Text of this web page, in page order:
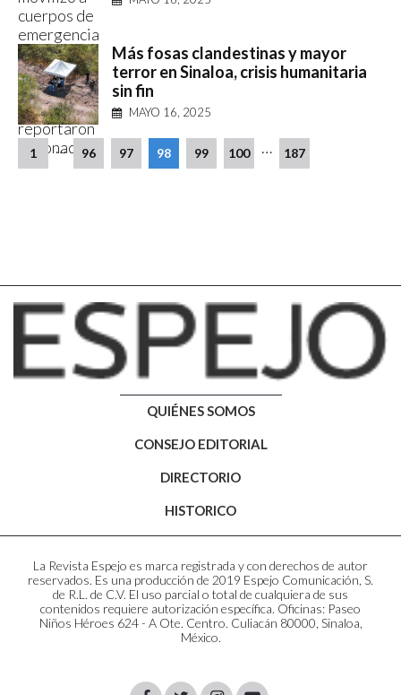
Más fosas clandestinas y mayor
terror en Sinaloa, crisis humanitaria
sin fin
MAYO 16, 2025
1 … 96 97 98 99 100 … 187
QUIÉNES SOMOS
CONSEJO EDITORIAL
DIRECTORIO
HISTORICO
La Revista Espejo es marca registrada y con derechos de autor
reservados. Es una producción de 2019 Espejo Comunicación, S.
de R.L. de C.V. El uso parcial o total de cualquiera de sus
contenidos requiere autorización específica. Oficinas: Paseo
Niños Héroes 624 - A Ote. Centro. Culiacán 80000, Sinaloa,
México.